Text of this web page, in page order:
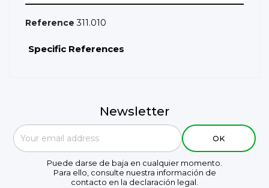
Reference 311.010
Specific References
Newsletter
Puede darse de baja en cualquier momento.
Para ello, consulte nuestra información de
contacto en la declaración legal.